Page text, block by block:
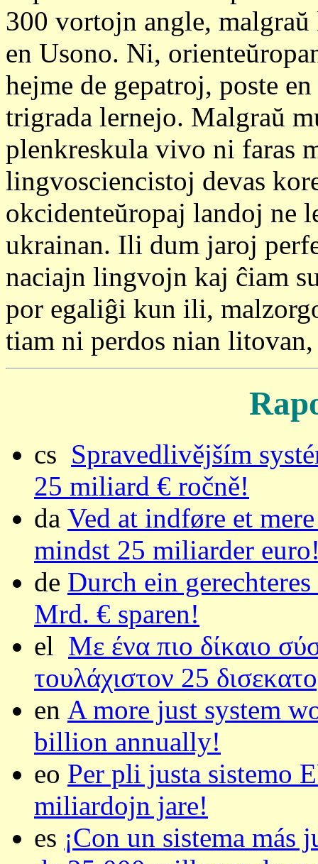
300 vortojn angle,
en Usono. Ni,
hejme de gepatroj, poste
trigrada lernejo. Malgraŭ
plenkreskula vivo ni faras
lingvosciencistoj devas
okcidenteŭropaj landoj ne
ukrainan. Ili dum jaroj
naciajn lingvojn kaj ĉiam
por egaliĝi kun ili,
tiam ni perdos nian
cs Spravedlivějším
25 miliard € ročně!
da Ved at indføre et
mindst 25 miliarder
de Durch ein
Mrd. € sparen!
el Με ένα πιο δίκαιο
τουλάχιστον 25
en A more just system
billion annually!
eo Per pli justa sistemo
miliardojn jare!
es ¡Con un sistema